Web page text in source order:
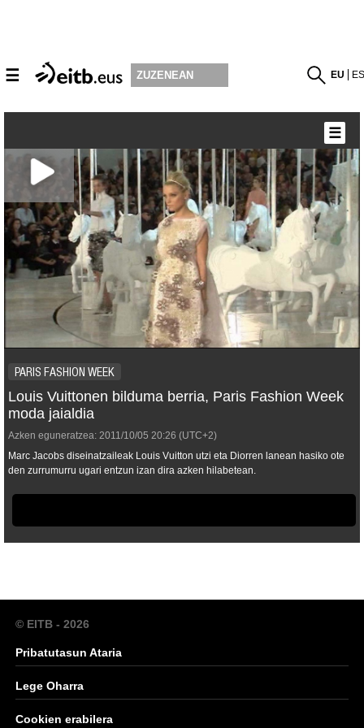
☰ ZUZENEAN EU
PARIS FASHION WEEK
Louis Vuittonen bilduma berria, Paris Fashion Week
moda jaialdia
Azken eguneratzea: 2011/10/05 20:26 (UTC+2)
Marc Jacobs diseinatzaileak Louis Vuitton utzi eta Diorren lanean hasiko ote
den zurrumurru ugari entzun izan dira azken hilabetean.
☰
© EITB - 2026
Pribatutasun Ataria
Lege Oharra
Cookien erabilera